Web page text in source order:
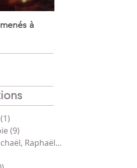
à
(1)
(9)
Archange Michaël, Raphaël, Gabriel